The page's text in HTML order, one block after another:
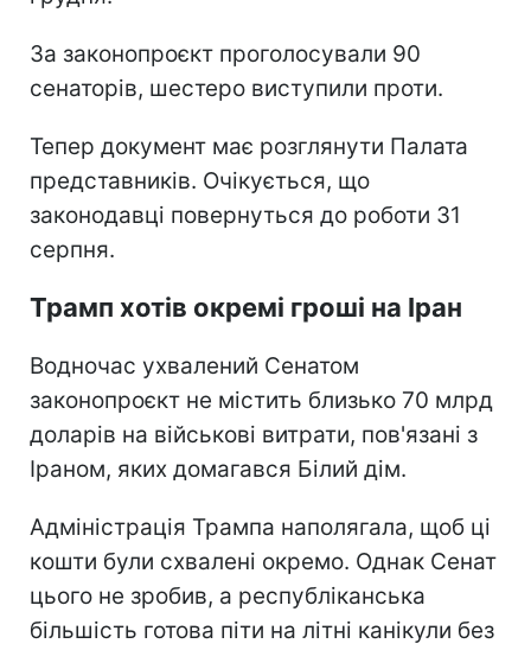
За законопроєкт проголосували 90
сенаторів, шестеро виступили проти.
Тепер документ має розглянути Палата
представників. Очікується, що
законодавці повернуться до роботи 31
серпня.
Трамп хотів окремі гроші на Іран
Водночас ухвалений Сенатом
законопроєкт не містить близько 70 млрд
доларів на військові витрати, пов'язані з
Іраном, яких домагався Білий дім.
Адміністрація Трампа наполягала, щоб ці
кошти були схвалені окремо. Однак Сенат
цього не зробив, а республіканська
більшість готова піти на літні канікули без